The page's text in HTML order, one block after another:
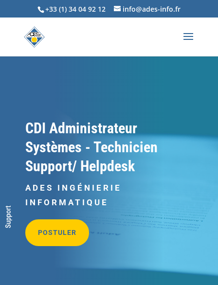
+33 (1) 34 04 92 12 info@ades-info.fr
CDI Administrateur
Systèmes - Technicien
Support/ Helpdesk
ADES INGÉNIERIE
INFORMATIQUE
POSTULER